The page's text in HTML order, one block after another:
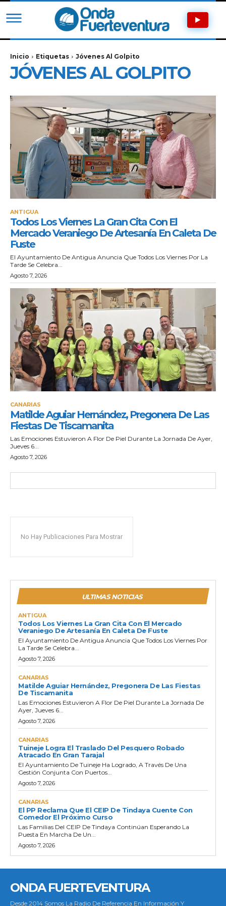
Inicio Etiquetas Jóvenes Al Golpito
JÓVENES AL GOLPITO
ANTIGUA
Todos Los Viernes La Gran Cita Con El
Mercado Veraniego De Artesanía En Caleta De
Fuste
El Ayuntamiento De Antigua Anuncia Que Todos Los Viernes Por La
Tarde Se Celebra...
Agosto 7, 2026
CANARIAS
Matilde Aguiar Hernández, Pregonera De Las
Fiestas De Tiscamanita
Las Emociones Estuvieron A Flor De Piel Durante La Jornada De Ayer,
Jueves 6...
Agosto 7, 2026
No Hay Publicaciones Para Mostrar
ULTIMAS NOTICIAS
ANTIGUA
Todos Los Viernes La Gran Cita Con El Mercado
Veraniego De Artesanía En Caleta De Fuste
El Ayuntamiento De Antigua Anuncia Que Todos Los Viernes Por
La Tarde Se Celebra...
Agosto 7, 2026
CANARIAS
Matilde Aguiar Hernández, Pregonera De Las Fiestas
De Tiscamanita
Las Emociones Estuvieron A Flor De Piel Durante La Jornada De
Ayer, Jueves 6...
Agosto 7, 2026
CANARIAS
Tuineje Logra El Traslado Del Pesquero Robado
Atracado En Gran Tarajal
El Ayuntamiento De Tuineje Ha Logrado, A Través De Una
Gestión Conjunta Con Puertos...
Agosto 7, 2026
CANARIAS
El PP Reclama Que El CEIP De Tindaya Cuente Con
Comedor El Próximo Curso
Las Familias Del CEIP De Tindaya Continúan Esperando La
Puesta En Marcha De Un...
Agosto 7, 2026
ONDA FUERTEVENTURA
Desde 2014 Somos La Radio De Referencia En Información Y